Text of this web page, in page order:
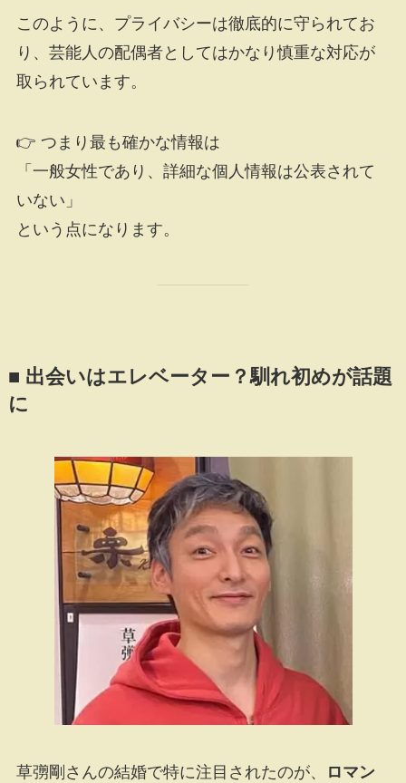
このように、プライバシーは徹底的に守られてお
り、芸能人の配偶者としてはかなり慎重な対応が
取られています。
👉 つまり最も確かな情報は
「一般女性であり、詳細な個人情報は公表されて
いない」
という点になります。
■ 出会いはエレベーター？馴れ初めが話題
に
草彅剛さんの結婚で特に注目されたのが、
ロマン